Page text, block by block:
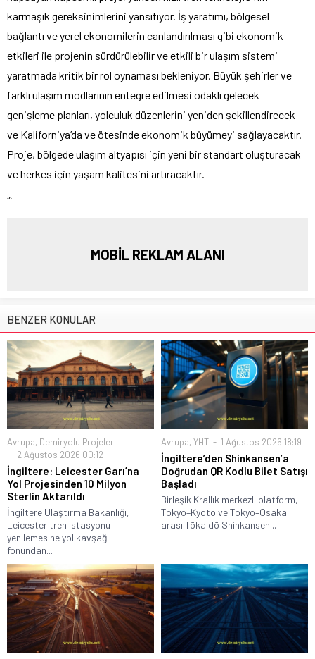
karmaşık gereksinimlerini yansıtıyor. İş yaratımı, bölgesel
bağlantı ve yerel ekonomilerin canlandırılması gibi ekonomik
etkileri ile projenin sürdürülebilir ve etkili bir ulaşım sistemi
yaratmada kritik bir rol oynaması bekleniyor. Büyük şehirler ve
farklı ulaşım modlarının entegre edilmesi odaklı gelecek
genişleme planları, yolculuk düzenlerini yeniden şekillendirecek
ve Kaliforniya’da ve ötesinde ekonomik büyümeyi sağlayacaktır.
Proje, bölgede ulaşım altyapısı için yeni bir standart oluşturacak
ve herkes için yaşam kalitesini artıracaktır.
“`
MOBİL REKLAM ALANI
BENZER KONULAR
Avrupa, Demiryolu Projeleri
2 Ağustos 2026 00:12
İngiltere: Leicester Garı’na
Yol Projesinden 10 Milyon
Sterlin Aktarıldı
İngiltere Ulaştırma Bakanlığı,
Leicester tren istasyonu
yenilemesine yol kavşağı
fonundan...
Avrupa, YHT 1 Ağustos 2026 18:19
İngiltere’den Shinkansen’a
Doğrudan QR Kodlu Bilet Satışı
Başladı
Birleşik Krallık merkezli platform,
Tokyo–Kyoto ve Tokyo–Osaka
arası Tōkaidō Shinkansen...